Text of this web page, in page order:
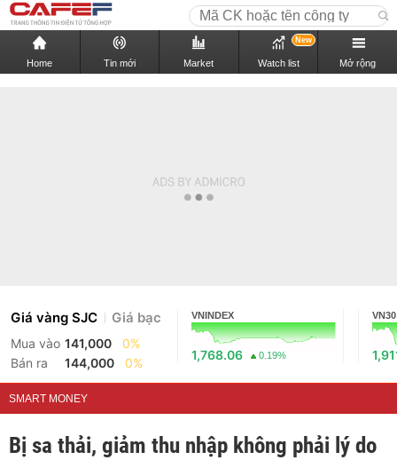
Home Tin mới Market Watch list
New
Mở rộng
Giá vàng SJC Giá bạc
Mua vào 141,000
0%
Bán ra
144,000 0%
VNINDEX
1,768.06 0.19%
VN30
SMART MONEY
Bị sa thải, giảm thu nhập không phải lý do